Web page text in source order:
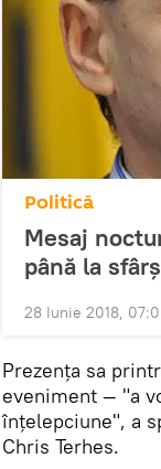
Politică
Mesaj
până la
28 Iunie 2018,
Prezența sa
eveniment — "a
înțelepciune", a
Chris Terhes.